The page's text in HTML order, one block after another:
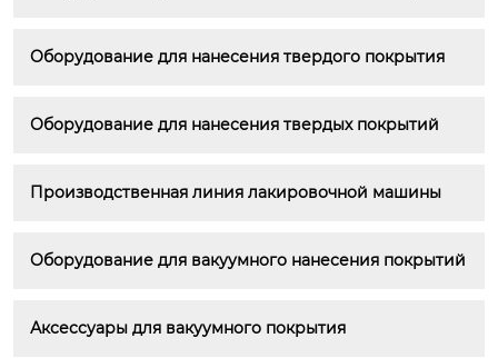
Оборудование для нанесения твердого покрытия
Оборудование для нанесения твердых покрытий
Производственная линия лакировочной машины
Оборудование для вакуумного нанесения покрытий
Аксессуары для вакуумного покрытия